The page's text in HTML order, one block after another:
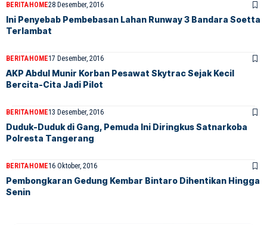
BERITAHOME28 Desember, 2016
Ini Penyebab Pembebasan Lahan Runway 3 Bandara Soetta
Terlambat
BERITAHOME17 Desember, 2016
AKP Abdul Munir Korban Pesawat Skytrac Sejak Kecil
Bercita-Cita Jadi Pilot
BERITAHOME13 Desember, 2016
Duduk-Duduk di Gang, Pemuda Ini Diringkus Satnarkoba
Polresta Tangerang
BERITAHOME16 Oktober, 2016
Pembongkaran Gedung Kembar Bintaro Dihentikan Hingga
Senin